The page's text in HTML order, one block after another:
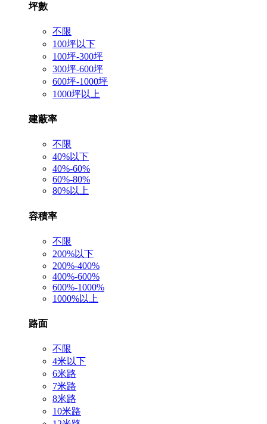
坪數
不限
100坪以下
100坪-300坪
300坪-600坪
600坪-1000坪
1000坪以上
建蔽率
不限
40%以下
40%-60%
60%-80%
80%以上
容積率
不限
200%以下
200%-400%
400%-600%
600%-1000%
1000%以上
路面
不限
4米以下
6米路
7米路
8米路
10米路